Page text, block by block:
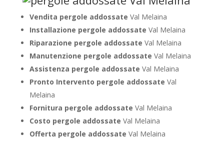
Vendita pergole addossate Val Melaina
Installazione pergole addossate Val Melaina
Riparazione pergole addossate Val Melaina
Manutenzione pergole addossate Val Melaina
Assistenza pergole addossate Val Melaina
Pronto Intervento pergole addossate Val
Melaina
Fornitura pergole addossate Val Melaina
Costo pergole addossate Val Melaina
Offerta pergole addossate Val Melaina